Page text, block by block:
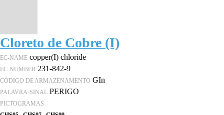
Cloreto de Cobre (I)
EC-NAME copper(I) chloride
EC-NUMBER 231-842-9
CÓDIGO DE ARMAZENAMENTO GIn
PALAVRA-SINAL PERIGO
PICTOGRAMAS